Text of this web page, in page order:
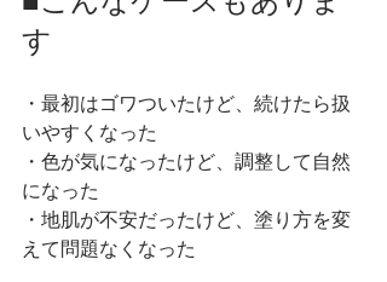
す
・最初はゴワついたけど、続けたら扱
いやすくなった
・色が気になったけど、調整して自然
になった
・地肌が不安だったけど、塗り方を変
えて問題なくなった